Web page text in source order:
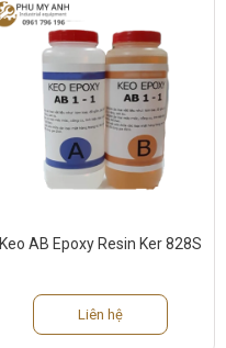
Keo AB Epoxy Resin Ker 828S
Liên hệ